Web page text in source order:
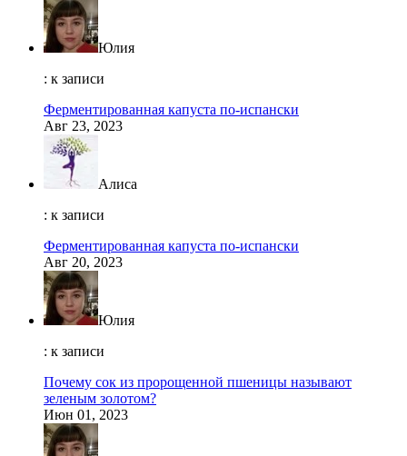
Юлия
: к записи
Ферментированная капуста по-испански
Авг 23, 2023
Алиса
: к записи
Ферментированная капуста по-испански
Авг 20, 2023
Юлия
: к записи
Почему сок из пророщенной пшеницы называют
зеленым золотом?
Июн 01, 2023